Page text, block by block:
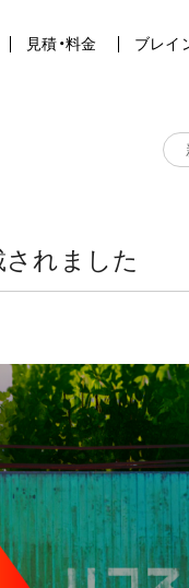
見積・料金 ブレイ
れました